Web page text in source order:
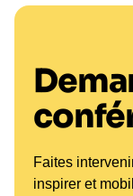
Faites
inspirer et